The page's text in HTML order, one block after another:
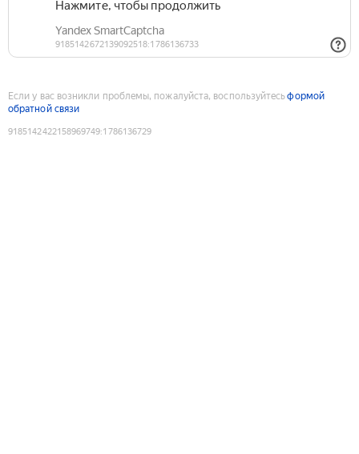
Если у вас возникли проблемы, пожалуйста, воспользуйтесьформой
обратной связи
9185142422158969749:1786136729